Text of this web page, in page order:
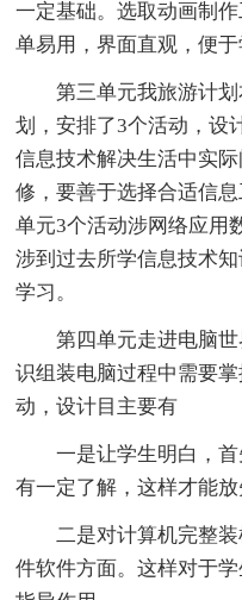
一定基础。选取动画制
单易用，界面直观，便于
第三单元我旅游计
划，安排了3个活动，设
信息技术解决生活中实
修，要善于选择合适信
单元3个活动涉网络应用
涉到过去所学信息技术
学习。
第四单元走进电脑
识组装电脑过程中需要
动，设计目主要有
一是让学生明白，
有一定了解，这样才能放
二是对计算机完整
件软件方面。这样对于